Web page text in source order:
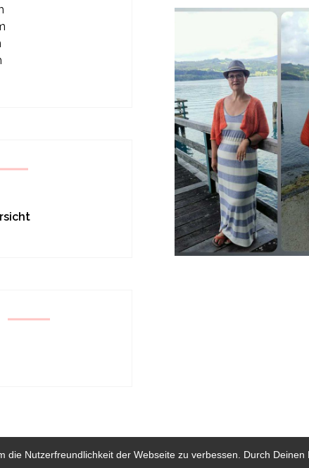
die Nutzerfreundlichkeit der Webseite zu verbessen. Durch Deinen